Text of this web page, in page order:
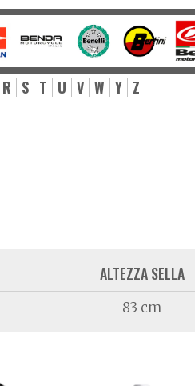
R S T U V W Y Z
ALTEZZA SELLA
83 cm